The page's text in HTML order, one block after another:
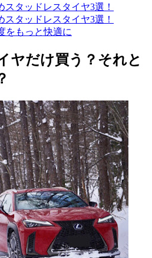
スタッドレスタイヤ3選！
スタッドレスタイヤ3選！
をもっと快適に
ヤだけ買う？それと